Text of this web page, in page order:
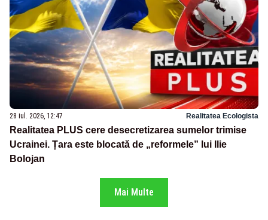
28 iul. 2026, 12:47 Realitatea Ecologista
Realitatea PLUS cere desecretizarea sumelor trimise
Ucrainei. Țara este blocată de „reformele” lui Ilie
Bolojan
Mai Multe